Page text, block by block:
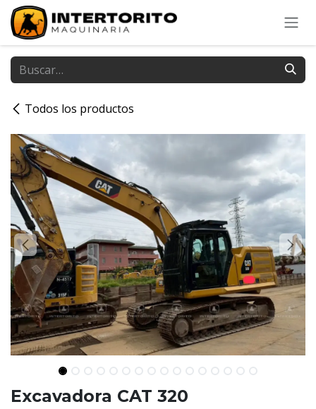
Ir al contenido
Todos los productos
Excavadora CAT 320